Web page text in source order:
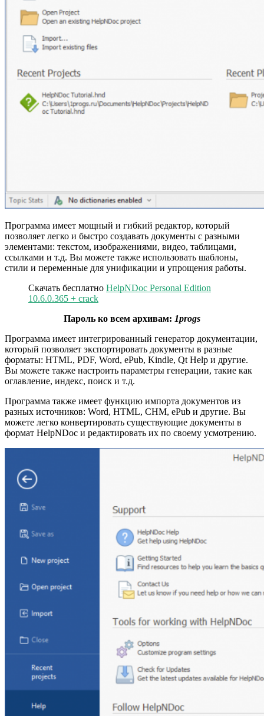
Программа имеет мощный и гибкий редактор, который
позволяет легко и быстро создавать документы с разными
элементами: текстом, изображениями, видео, таблицами,
ссылками и т.д. Вы можете также использовать шаблоны,
стили и переменные для унификации и упрощения работы.
Скачать бесплатно HelpNDoc Personal Edition
10.6.0.365 + crack
Пароль ко всем архивам: 1progs
Программа имеет интегрированный генератор документации,
который позволяет экспортировать документы в разные
форматы: HTML, PDF, Word, ePub, Kindle, Qt Help и другие.
Вы можете также настроить параметры генерации, такие как
оглавление, индекс, поиск и т.д.
Программа также имеет функцию импорта документов из
разных источников: Word, HTML, CHM, ePub и другие. Вы
можете легко конвертировать существующие документы в
формат HelpNDoc и редактировать их по своему усмотрению.